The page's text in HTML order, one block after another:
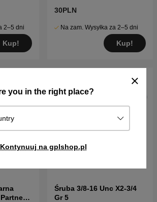
you in the right place?
Kontynuuj na gplshop.pl
2–5 dni
Kup!
30PLN
Na zam. Wysyłka za 2–5 dni
Kup!
Śruba 3/8-16 Unc X2-3/4
Gr 5